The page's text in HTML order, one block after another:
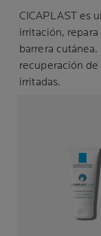
CICAPLAST es
irritación,
barrera
recuperación
irritadas.